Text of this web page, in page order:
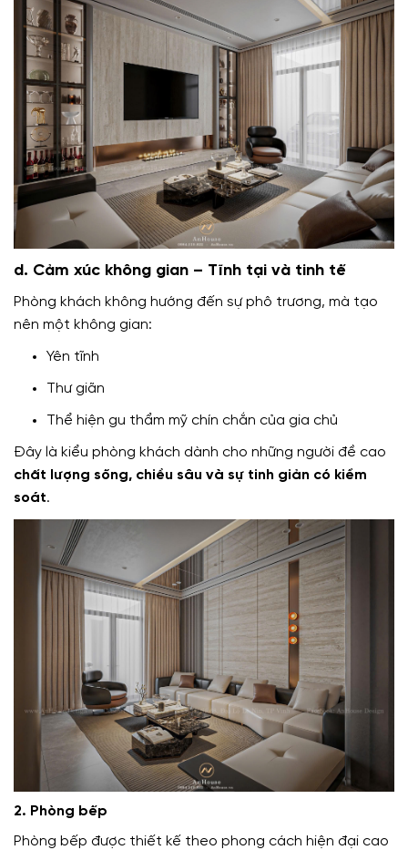
d. Cảm xúc không gian – Tĩnh tại và tinh tế
Phòng khách không hướng đến sự phô trương, mà tạo
nên một không gian:
Yên tĩnh
Thư giãn
Thể hiện gu thẩm mỹ chín chắn của gia chủ
Đây là kiểu phòng khách dành cho những người đề cao
chất lượng sống, chiều sâu và sự tinh giản có kiểm
soát.
2. Phòng bếp
Phòng bếp được thiết kế theo phong cách hiện đại cao